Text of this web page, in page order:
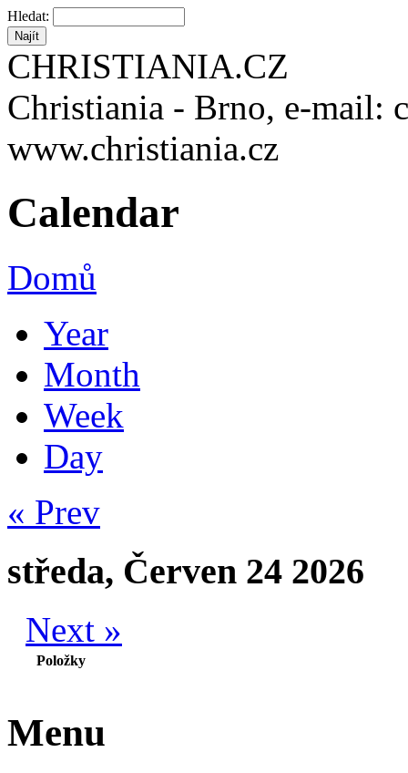
Hledat:
CHRISTIANIA.CZ
Christiania - Brno, e-mail:
www.christiania.cz
Calendar
Domů
Year
Month
Week
Day
« Prev
středa, Červen 24 2026
Next »
Položky
Menu